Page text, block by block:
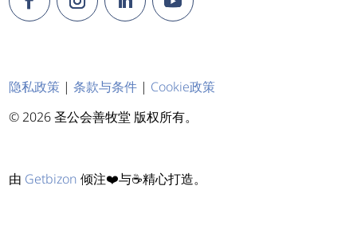
© 2026 圣公会善牧堂 版权所有。
隐私政策 |条款与条件 | Cookie政策
由 Getbizon 倾注❤️与☕精心打造。